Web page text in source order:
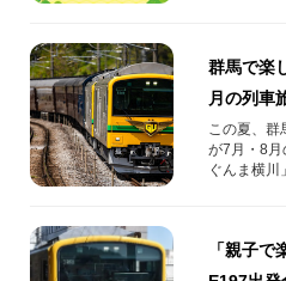
群馬で楽
月の列車
画
この夏、群
が7月・8月
ぐんま横川
「親子